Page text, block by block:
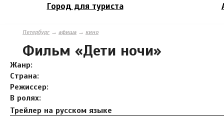
Город для туриста
Петербург→ афиша → кино
Фильм «Дети ночи»
Жанр:
Страна:
Режиссер:
В ролях:
Трейлер на русском языке